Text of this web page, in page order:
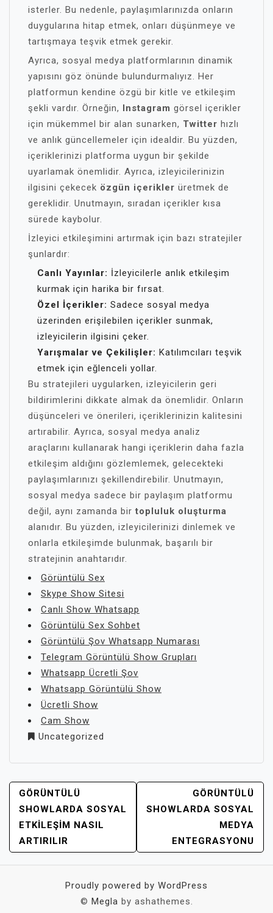
isterler. Bu nedenle, paylaşımlarınızda onların
duygularına hitap etmek, onları düşünmeye ve
tartışmaya teşvik etmek gerekir.
Ayrıca, sosyal medya platformlarının dinamik
yapısını göz önünde bulundurmalıyız. Her
platformun kendine özgü bir kitle ve etkileşim
şekli vardır. Örneğin, Instagram görsel içerikler
için mükemmel bir alan sunarken, Twitter hızlı
ve anlık güncellemeler için idealdir. Bu yüzden,
içeriklerinizi platforma uygun bir şekilde
uyarlamak önemlidir. Ayrıca, izleyicilerinizin
ilgisini çekecek özgün içerikler üretmek de
gereklidir. Unutmayın, sıradan içerikler kısa
sürede kaybolur.
İzleyici etkileşimini artırmak için bazı stratejiler
şunlardır:
Canlı Yayınlar: İzleyicilerle anlık etkileşim
kurmak için harika bir fırsat.
Özel İçerikler: Sadece sosyal medya
üzerinden erişilebilen içerikler sunmak,
izleyicilerin ilgisini çeker.
Yarışmalar ve Çekilişler: Katılımcıları teşvik
etmek için eğlenceli yollar.
Bu stratejileri uygularken, izleyicilerin geri
bildirimlerini dikkate almak da önemlidir. Onların
düşünceleri ve önerileri, içeriklerinizin kalitesini
artırabilir. Ayrıca, sosyal medya analiz
araçlarını kullanarak hangi içeriklerin daha fazla
etkileşim aldığını gözlemlemek, gelecekteki
paylaşımlarınızı şekillendirebilir. Unutmayın,
sosyal medya sadece bir paylaşım platformu
değil, aynı zamanda birtopluluk oluşturma
alanıdır. Bu yüzden, izleyicilerinizi dinlemek ve
onlarla etkileşimde bulunmak, başarılı bir
stratejinin anahtarıdır.
Görüntülü Sex
Skype Show Sitesi
Canlı Show Whatsapp
Görüntülü Sex Sohbet
Görüntülü Şov Whatsapp Numarası
Telegram Görüntülü Show Grupları
Whatsapp Ücretli Şov
Whatsapp Görüntülü Show
Ücretli Show
Cam Show
Uncategorized
YAZI
GEZINMESI
GÖRÜNTÜLÜ
SHOWLARDA SOSYAL
ETKILEŞIM NASIL
ARTIRILIR
GÖRÜNTÜLÜ
SHOWLARDA SOSYAL
MEDYA
ENTEGRASYONU
Proudly powered by WordPress
© Megla by ashathemes.